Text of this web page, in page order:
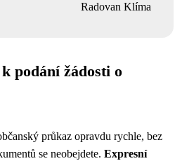
Radovan Klíma
podání žádosti o
průkaz opravdu rychle, bez
se neobejdete. Expresní